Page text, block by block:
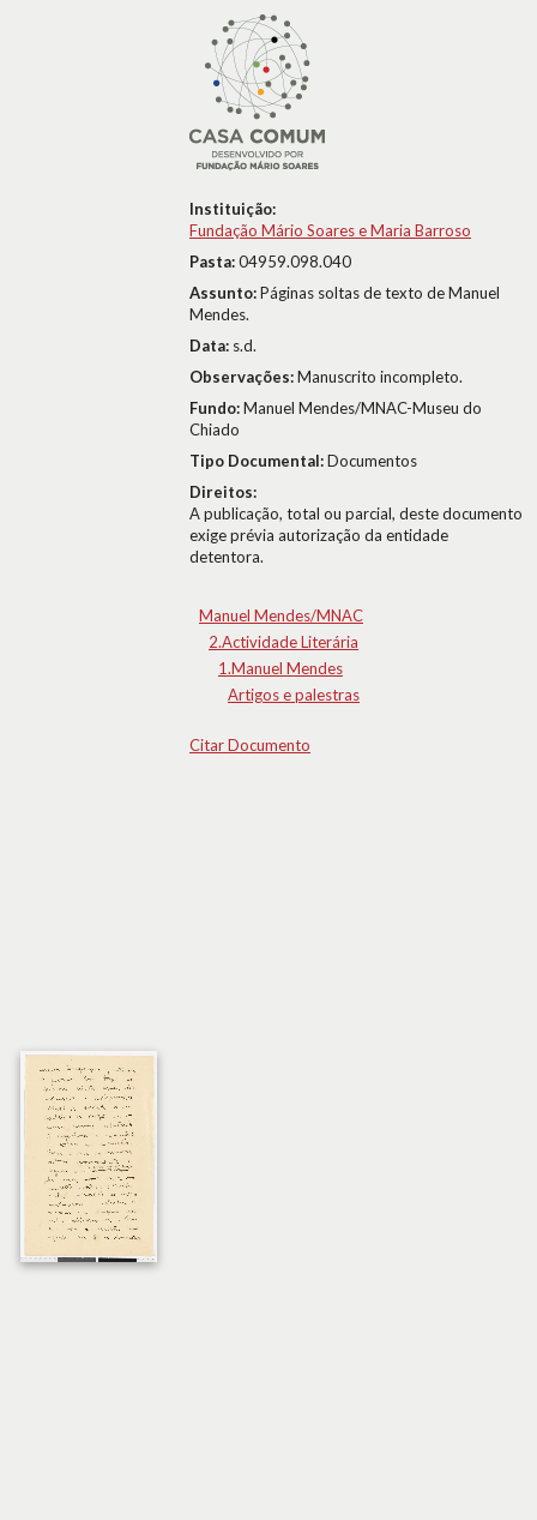
Instituição:
Fundação Mário Soares e Maria Barroso
Pasta:04959.098.040
Assunto:Páginas soltas de texto de Manuel
Mendes.
Data: s.d.
Observações:Manuscrito incompleto.
Fundo:Manuel Mendes/MNAC-Museu do
Chiado
Tipo Documental:Documentos
Direitos:
A publicação, total ou parcial, deste documento
exige prévia autorização da entidade
detentora.
Manuel Mendes/MNAC
2.Actividade Literária
1.Manuel Mendes
Artigos e palestras
Citar Documento